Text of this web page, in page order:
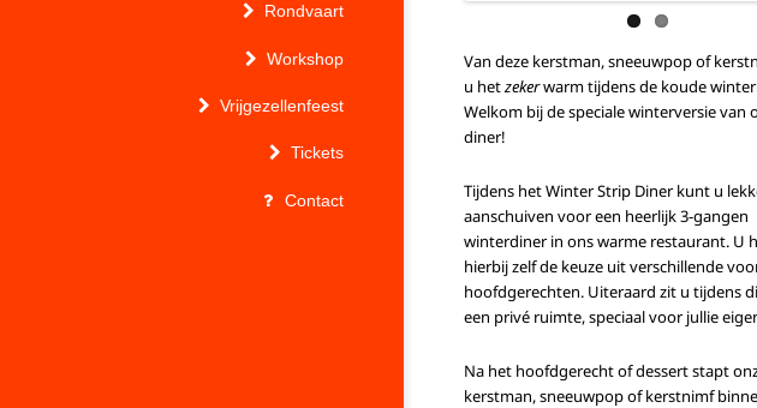
Rondvaart
Workshop
Vrijgezellenfeest
Tickets
Contact
Van deze kerstman, sneeuwpop of
u hetzekerwarm tijdens de koude
Welkom bij de speciale winterversie van
diner!
Tijdens het Winter Strip Diner kunt u
aanschuiven voor een heerlijk 3-gangen
winterdiner in ons warme restaurant. U
hierbij zelf de keuze uit verschillende
hoofdgerechten. Uiteraard zit u tijdens
een privé ruimte, speciaal voorjullie
Na het hoofdgerecht of dessert stapt
kerstman, sneeuwpop of kerstnimf